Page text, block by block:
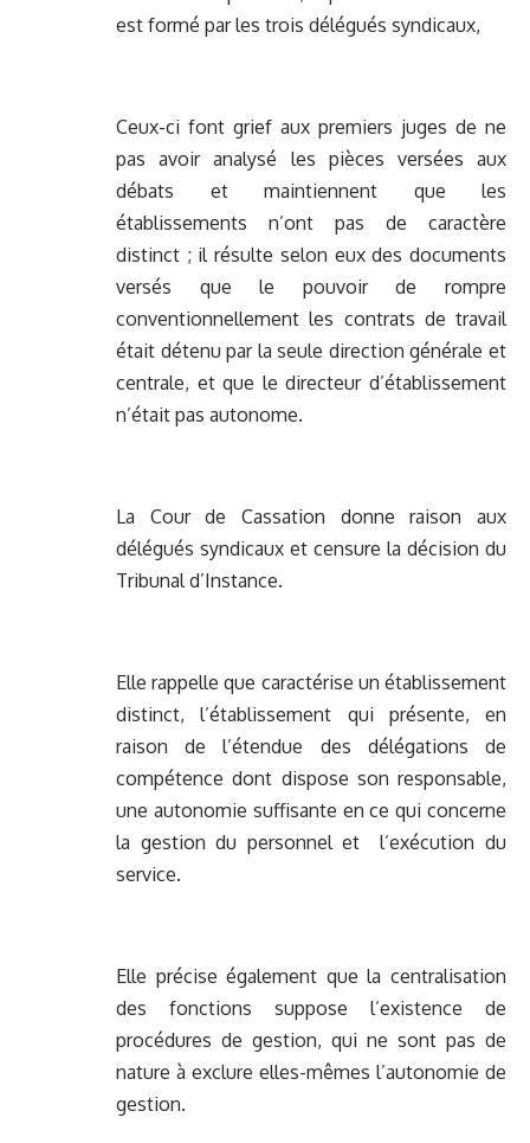
est formé par les trois délégués syndicaux,
Ceux-ci font grief aux premiers juges de ne
pas avoir analysé les pièces versées aux
débats et maintiennent que les
établissements n’ont pas de caractère
distinct ; il résulte selon eux des documents
versés que le pouvoir de rompre
conventionnellement les contrats de travail
était détenu par la seule direction générale et
centrale, et que le directeur d’établissement
n’était pas autonome.
La Cour de Cassation donne raison aux
délégués syndicaux et censure la décision du
Tribunal d’Instance.
Elle rappelle que caractérise un établissement
distinct, l’établissement qui présente, en
raison de l’étendue des délégations de
compétence dont dispose son responsable,
une autonomie suffisante en ce qui concerne
la gestion du personnel et l’exécution du
service.
Elle précise également que la centralisation
des fonctions suppose l’existence de
procédures de gestion, qui ne sont pas de
nature à exclure elles-mêmes l’autonomie de
gestion.